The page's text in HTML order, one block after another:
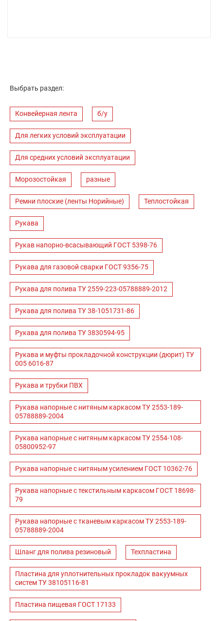
Выбрать раздел:
Конвейерная лента б/у
Для легких условий эксплуатации
Для средних условий эксплуатации
Морозостойкая разные
Ремни плоские (ленты Норийные) Теплостойкая
Рукава
Рукав напорно-всасывающий ГОСТ 5398-76
Рукава для газовой сварки ГОСТ 9356-75
Рукава для полива ТУ 2559-223-05788889-2012
Рукава для полива ТУ 38-1051731-86
Рукава для полива ТУ 3830594-95
Рукава и муфты прокладочной конструкции (дюрит) ТУ
005 6016-87
Рукава и трубки ПВХ
Рукава напорные с нитяным каркасом ТУ 2553-189-
05788889-2004
Рукава напорные с нитяным каркасом ТУ 2554-108-
05800952-97
Рукава напорные с нитяным усилением ГОСТ 10362-76
Рукава напорные с текстильным каркасом ГОСТ 18698-
79
Рукава напорные с тканевым каркасом ТУ 2553-189-
05788889-2004
Шланг для полива резиновый Техпластина
Пластина для уплотнительных прокладок вакуумных
систем ТУ 38105116-81
Пластина пищевая ГОСТ 17133